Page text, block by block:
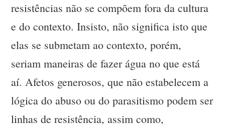
resistências não se compõem fora da cultura
e do contexto. Insisto, não significa isto que
elas se submetam ao contexto, porém,
seriam maneiras de fazer água no que está
aí. Afetos generosos, que não estabelecem a
lógica do abuso ou do parasitismo podem ser
linhas de resistência, assim como,